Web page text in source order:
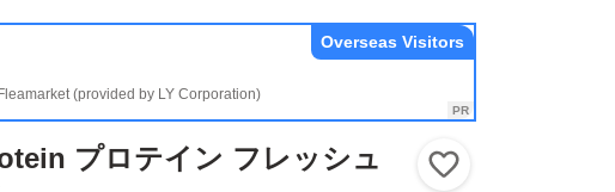
(provided by LY Corporation)
Overseas Visitors
プロテイン フレッシュ